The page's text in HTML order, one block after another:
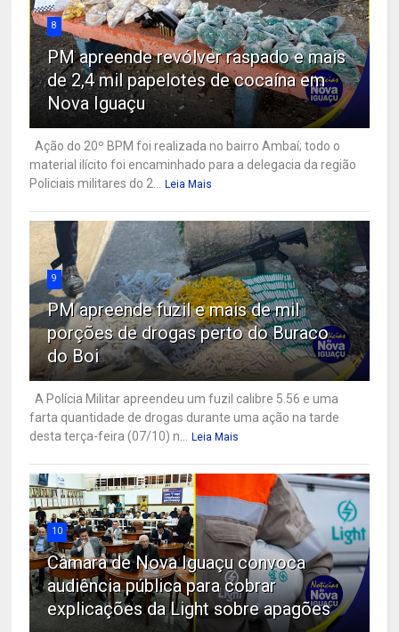
8
PM apreende revólver raspado e mais
de 2,4 mil papelotes de cocaína em
Nova Iguaçu
Ação do 20º BPM foi realizada no bairro Ambaí; todo o
material ilícito foi encaminhado para a delegacia da região
Policiais militares do 2... Leia Mais
9
PM apreende fuzil e mais de mil
porções de drogas perto do Buraco
do Boi
A Polícia Militar apreendeu um fuzil calibre 5.56 e uma
farta quantidade de drogas durante uma ação na tarde
desta terça-feira (07/10) n... Leia Mais
10
Câmara de Nova Iguaçu convoca
audiência pública para cobrar
explicações da Light sobre apagões